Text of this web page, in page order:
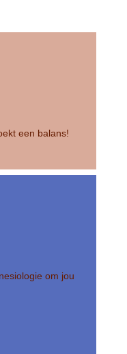
een balans!
om jou